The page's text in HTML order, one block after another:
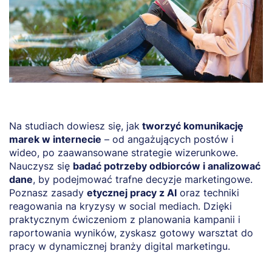
Na studiach dowiesz się, jak tworzyć komunikację
marek w internecie – od angażujących postów i
wideo, po zaawansowane strategie wizerunkowe.
Nauczysz się badać potrzeby odbiorców i analizować
dane, by podejmować trafne decyzje marketingowe.
Poznasz zasady etycznej pracy z AI oraz techniki
reagowania na kryzysy w social mediach. Dzięki
praktycznym ćwiczeniom z planowania kampanii i
raportowania wyników, zyskasz gotowy warsztat do
pracy w dynamicznej branży digital marketingu.